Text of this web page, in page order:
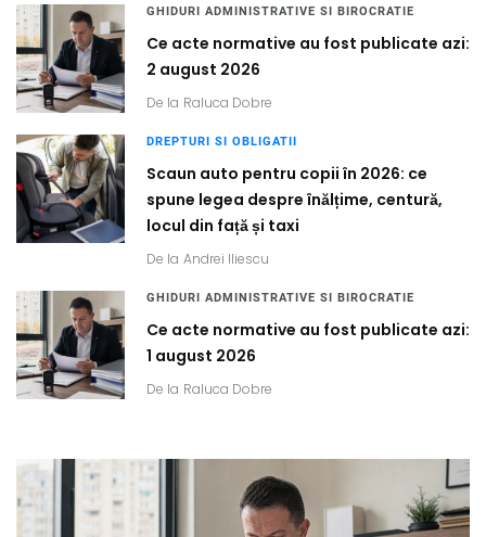
GHIDURI ADMINISTRATIVE SI BIROCRATIE
Ce acte normative au fost publicate azi:
2 august 2026
De la Raluca Dobre
DREPTURI SI OBLIGATII
Scaun auto pentru copii în 2026: ce
spune legea despre înălțime, centură,
locul din față și taxi
De la Andrei Iliescu
GHIDURI ADMINISTRATIVE SI BIROCRATIE
Ce acte normative au fost publicate azi:
1 august 2026
De la Raluca Dobre